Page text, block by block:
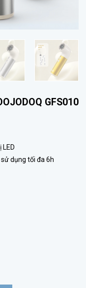
GFS010
dụng tối đa 6h
số lượng